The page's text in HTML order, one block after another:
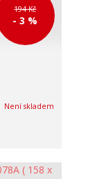
194 Kč
- 3 %
Není skladem